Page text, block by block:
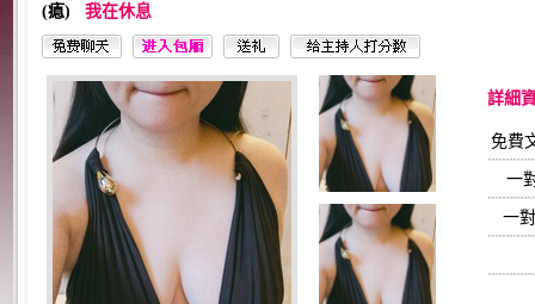
(瘜) 我在休息
詳細
免費
一
一